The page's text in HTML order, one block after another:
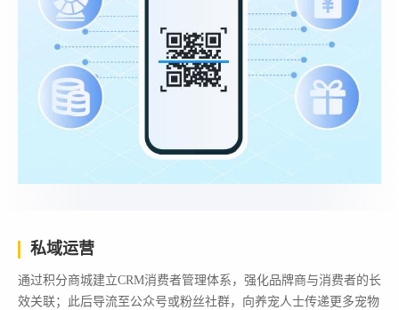
私域运营
通过积分商城建立CRM消费者管理体系，强化品牌商与消费者的长
效关联；此后导流至公众号或粉丝社群，向养宠人士传递更多宠物